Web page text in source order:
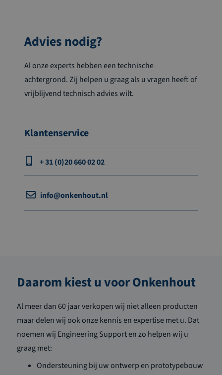
Advies nodig?
Al onze experts hebben een technische
achtergrond. Zij helpen u graag als u vragen heeft of
vrijblijvend technisch advies wilt.
Klantenservice
+ 31 (0)20 660 02 02
info@onkenhout.nl
Daarom kiest u voor Onkenhout
Al meer dan 60 jaar verkopen wij niet alleen producten
maar delen wij ook onze kennis en expertise met u. Dat
noemen wij Engineering Support en zo helpen wij u
graag met:
Ondersteuning bij uw ontwerp en prototypebouw